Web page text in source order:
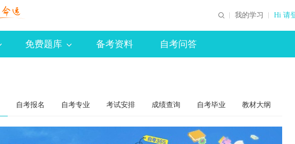
我的学习 Hi 请
免费题库 备考资料 自考问答
自考报名 自考专业 考试安排 成绩查询 自考毕业 教材大纲